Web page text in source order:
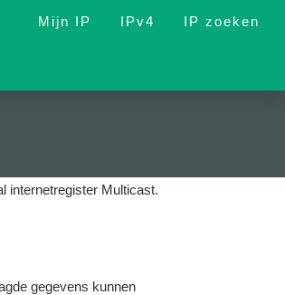
Mijn IP IPv4 IP zoeken
internetregister Multicast.
gegevens kunnen